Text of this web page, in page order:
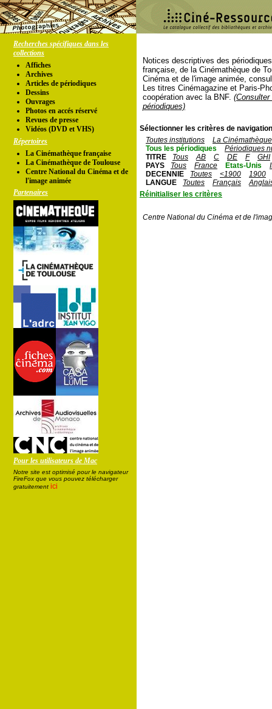
Recherches spécifiques dans les
collections
Affiches
Archives
Articles de périodiques
Dessins
Ouvrages
Photos en accés réservé
Revues de presse
Vidéos (DVD et VHS)
Répertoires
La Cinémathèque française
La Cinémathèque de Toulouse
Centre National du Cinéma et de
l'image animée
Partenaires
Pour les utilisateurs de Mac
Notre site est optimisé pour le navigateur
FireFox que vous pouvez télécharger
gratuitement ici
Notices descriptives des
française, de la Cinémathèque de
Cinéma et de l'image animée,
Les titres Cinémagazine et Paris-
coopération avec la BNF.
périodiques)
Sélectionner les critères de
Toutes institutions
La
Tous les périodiques
Périodiques
TITRE
Tous AB C DE F
GHI
PAYS
Tous France Etats-Unis
DECENNIE
Toutes <1900
1900
LANGUE
Toutes Français
Réinitialiser les critères
Centre National du Cinéma et de